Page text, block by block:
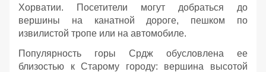
Хорватии. Посетители могут добраться до
вершины на канатной дороге, пешком по
извилистой тропе или на автомобиле.
Популярность горы Срдж обусловлена ее
близостью к Старому городу: вершина высотой